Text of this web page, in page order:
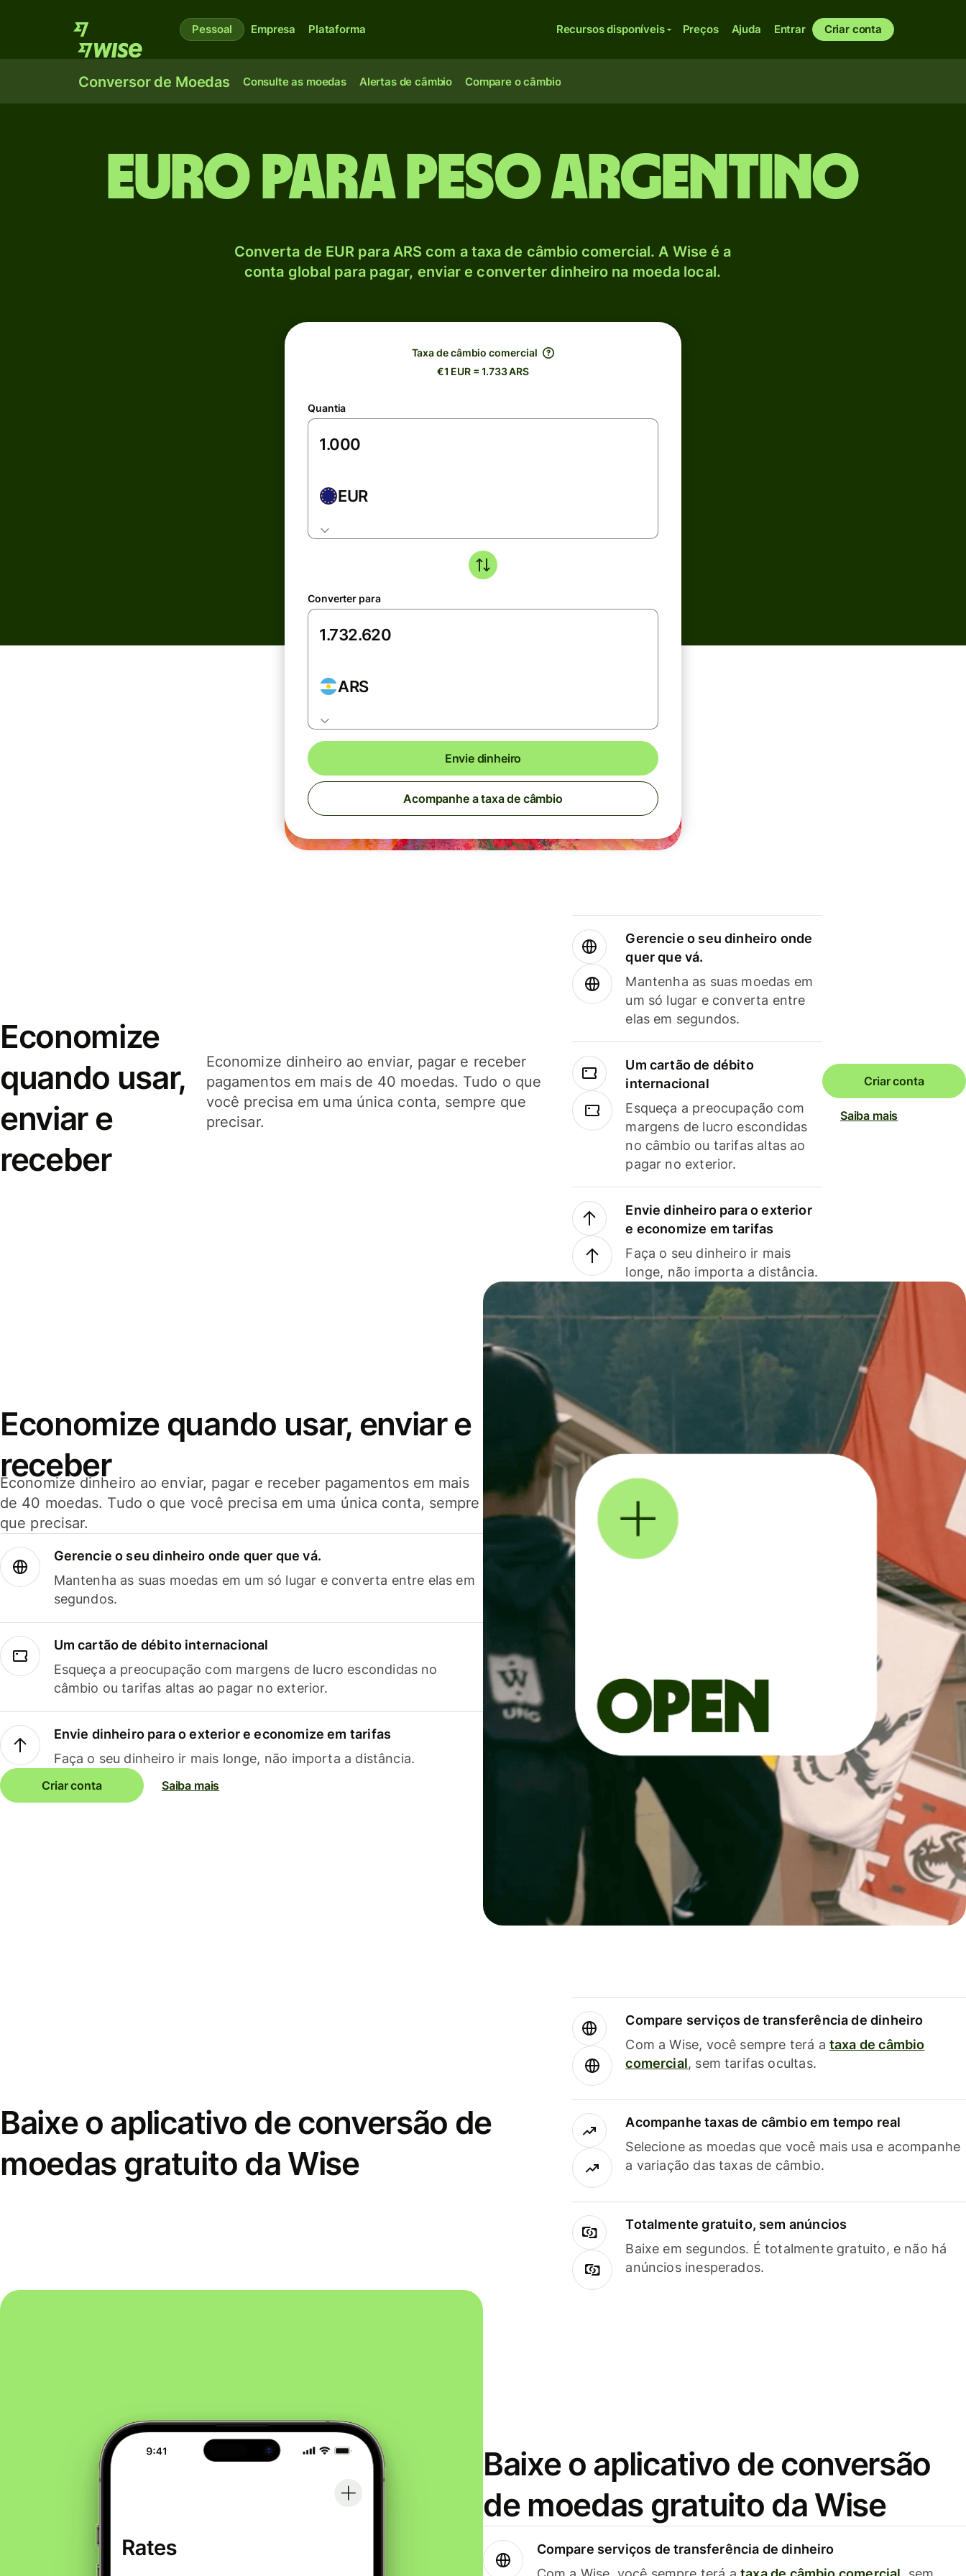
Pessoal Empresa Plataforma Recursos disponíveis Preços Ajuda Entrar Criar conta
Conversor de Moedas Consulte as moedas Alertas de câmbio Compare o câmbio
Euro para Peso argentino
Converta de EUR para ARS com a taxa de câmbio comercial. A Wise é a
conta global para pagar, enviar e converter dinheiro na moeda local.
Taxa de câmbio comercial
€1 EUR = 1.733 ARS
Quantia
EUR
Converter para
ARS
Envie dinheiro
Acompanhe a taxa de câmbio
Economize
quando usar,
enviar e
receber
Economize dinheiro ao enviar, pagar e receber
pagamentos em mais de 40 moedas. Tudo o que
você precisa em uma única conta, sempre que
precisar.
Gerencie o seu dinheiro onde
quer que vá.
Mantenha as suas moedas em
um só lugar e converta entre
elas em segundos.
Um cartão de débito
internacional
Esqueça a preocupação com
margens de lucro escondidas
no câmbio ou tarifas altas ao
pagar no exterior.
Envie dinheiro para o exterior
e economize em tarifas
Faça o seu dinheiro ir mais
longe, não importa a distância.
Criar conta
Saiba mais
Economize quando usar, enviar e
receber
Economize dinheiro ao enviar, pagar e receber pagamentos em mais
de 40 moedas. Tudo o que você precisa em uma única conta, sempre
que precisar.
Gerencie o seu dinheiro onde quer que vá.
Mantenha as suas moedas em um só lugar e converta entre elas em
segundos.
Um cartão de débito internacional
Esqueça a preocupação com margens de lucro escondidas no
câmbio ou tarifas altas ao pagar no exterior.
Envie dinheiro para o exterior e economize em tarifas
Faça o seu dinheiro ir mais longe, não importa a distância.
Criar conta Saiba mais
Baixe o aplicativo de conversão de
moedas gratuito da Wise
Compare serviços de transferência de dinheiro
Com a Wise, você sempre terá a taxa de câmbio
comercial, sem tarifas ocultas.
Acompanhe taxas de câmbio em tempo real
Selecione as moedas que você mais usa e acompanhe
a variação das taxas de câmbio.
Totalmente gratuito, sem anúncios
Baixe em segundos. É totalmente gratuito, e não há
anúncios inesperados.
Baixe o aplicativo de conversão
de moedas gratuito da Wise
Compare serviços de transferência de dinheiro